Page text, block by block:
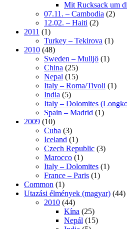
Mit Rucksack um
07.11. – Cambodia (2)
12.02. – Haiti (2)
2011 (1)
Turkey – Tekirova (1)
2010 (48)
Sweden – Mulljö (1)
China (25)
Nepal (15)
Italy – Roma/Tivoli (1)
India (5)
Italy – Dolomites
Spain – Madrid (1)
2009 (10)
Cuba (3)
Iceland (1)
Czech Republic (3)
Marocco (1)
Italy – Dolomites (1)
France – Paris (1)
Common (1)
Utazási élmények (magyar) (44)
2010 (44)
Kína (25)
Nepál (15)